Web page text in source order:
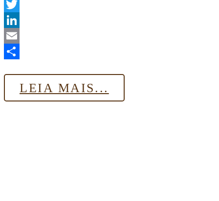
WhatsApp
Twitter
LinkedIn
Email
LEIA MAIS...